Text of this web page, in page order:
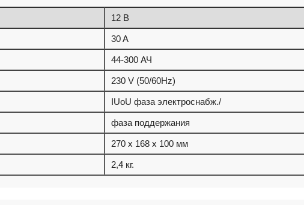
12 В
30 A
44-300 АЧ
230 V (50/60Hz)
IUoU фаза электроснабж./
фаза поддержания
270 x 168 x 100 мм
2,4 кг.